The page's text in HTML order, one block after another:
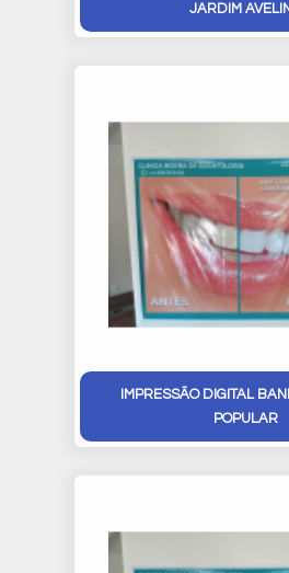
JARDIM
IMPRESSÃO DIGITAL
POPULAR